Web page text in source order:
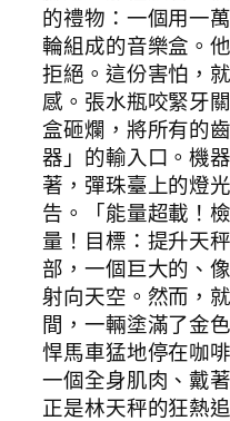
的禮物：一個用一
輪組成的音樂盒。
拒絕。這份害怕，
感。張水瓶咬緊牙
盒砸爛，將所有的
器」的輸入口。機
著，彈珠臺上的燈
告。「能量超載！
量！目標：提升天
部，一個巨大的、
射向天空。然而，
間，一輛塗滿了金
悍馬車猛地停在咖
一個全身肌肉、戴
正是林天秤的狂熱